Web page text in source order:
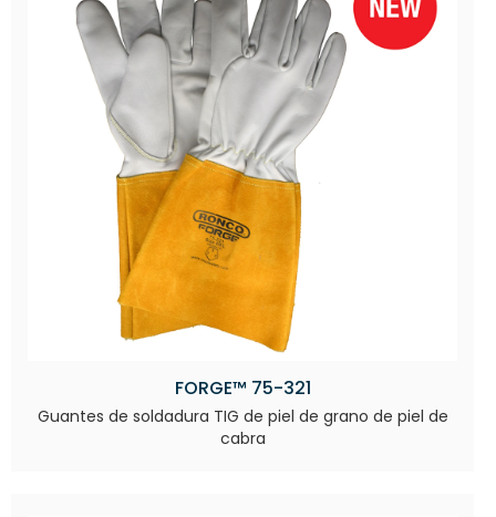
FORGE™ 75-321
Guantes de soldadura TIG de piel de grano de piel de
cabra